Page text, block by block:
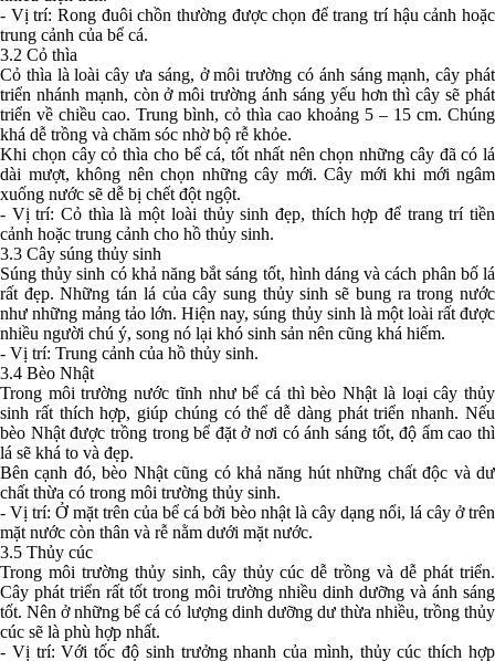
- Vị trí: Rong đuôi chồn thường được chọn để trang trí hậu cảnh hoặc
trung cảnh của bể cá.
3.2 Cỏ thìa
Cỏ thìa là loài cây ưa sáng, ở môi trường có ánh sáng mạnh, cây phát
triển nhánh mạnh, còn ở môi trường ánh sáng yếu hơn thì cây sẽ phát
triển về chiều cao. Trung bình, cỏ thìa cao khoảng 5 – 15 cm. Chúng
khá dễ trồng và chăm sóc nhờ bộ rễ khỏe.
Khi chọn cây cỏ thìa cho bể cá, tốt nhất nên chọn những cây đã có lá
dài mượt, không nên chọn những cây mới. Cây mới khi mới ngâm
xuống nước sẽ dễ bị chết đột ngột.
- Vị trí: Cỏ thìa là một loài thủy sinh đẹp, thích hợp để trang trí tiền
cảnh hoặc trung cảnh cho hồ thủy sinh.
3.3 Cây súng thủy sinh
Súng thủy sinh có khả năng bắt sáng tốt, hình dáng và cách phân bố lá
rất đẹp. Những tán lá của cây sung thủy sinh sẽ bung ra trong nước
như những mảng tảo lớn. Hiện nay, súng thủy sinh là một loài rất được
nhiều người chú ý, song nó lại khó sinh sản nên cũng khá hiếm.
- Vị trí: Trung cảnh của hồ thủy sinh.
3.4 Bèo Nhật
Trong môi trường nước tĩnh như bể cá thì bèo Nhật là loại cây thủy
sinh rất thích hợp, giúp chúng có thể dễ dàng phát triển nhanh. Nếu
bèo Nhật được trồng trong bể đặt ở nơi có ánh sáng tốt, độ ẩm cao thì
lá sẽ khá to và đẹp.
Bên cạnh đó, bèo Nhật cũng có khả năng hút những chất độc và dư
chất thừa có trong môi trường thủy sinh.
- Vị trí: Ở mặt trên của bể cá bởi bèo nhật là cây dạng nổi, lá cây ở trên
mặt nước còn thân và rễ nằm dưới mặt nước.
3.5 Thủy cúc
Trong môi trường thủy sinh, cây thủy cúc dễ trồng và dễ phát triển.
Cây phát triển rất tốt trong môi trường nhiều dinh dưỡng và ánh sáng
tốt. Nên ở những bể cá có lượng dinh dưỡng dư thừa nhiều, trồng thủy
cúc sẽ là phù hợp nhất.
- Vị trí: Với tốc độ sinh trưởng nhanh của mình, thủy cúc thích hợp